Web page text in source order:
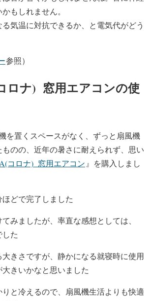
もしれません。
気温に対抗できるか、と電気代がどう
参照）
ロナ) 窓用エアコンの使
を置くスペースがなく、ずっと扇風機
のの、近年の暑さに耐えられず、思い
コロナ) 窓用エアコン 』を購入しまし
どで完了しました
みましたが、率直な感想としては、
した
きさですが、静かになる就寝時に使用
きいかなと思いました
と冷えるので、扇風機生活よりも快適